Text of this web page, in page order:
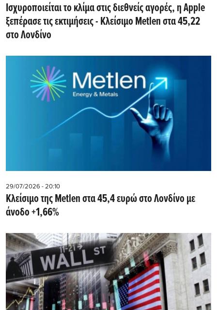
Iσχυροποιείται το κλίμα στις διεθνείς αγορές, η Apple
ξεπέρασε τις εκτιμήσεις - Kλείσιμο Metlen στα 45,22
στο Λονδίνο
29/07/2026 - 20:10
Kλείσιμο της Metlen στα 45,4 ευρώ στο Λονδίνο με
άνοδο +1,66%